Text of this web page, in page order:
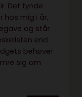
Det tynde
hos mig i år,
og står
end
behøver
sig om